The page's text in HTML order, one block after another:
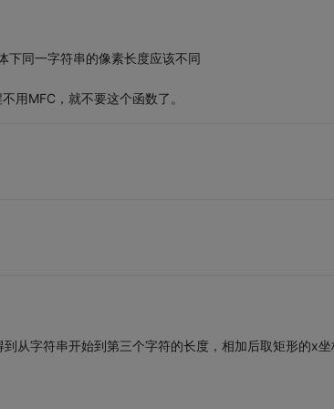
下同一字符串的像素长度应该不同
用MFC，就不要这个函数了。
从字符串开始到第三个字符的长度，相加后取矩形的x坐